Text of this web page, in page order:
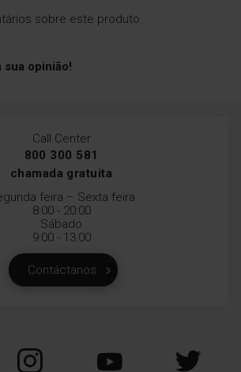
sobre este produto.
sua opinião!
Call Center
800 300 581
chamada gratuita
feira – Sexta feira
8:00 - 20:00
Sábado
9:00 - 13:00
Contáctanos